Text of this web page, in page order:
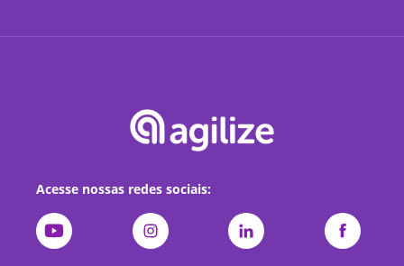
Acesse nossas redes sociais: